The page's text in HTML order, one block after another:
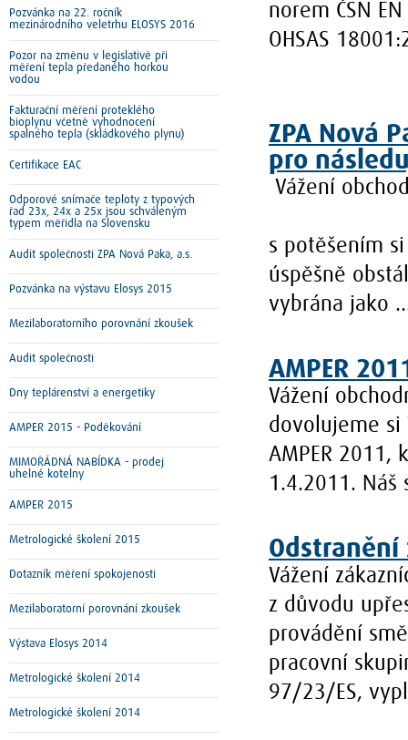
norem ČSN
OHSAS
ZPA Nová
pro
Vážení
s potěšením
úspěšně
vybrána jako
AMPER
Vážení
dovolujeme si
AMPER 2011,
1.4.2011. Náš
Odstranění
Vážení
z důvodu
provádění
pracovní
97/23/ES,
Pozvánka na 22. ročník
mezinárodního veletrhu ELOSYS 2016
Pozor na změnu v legislativě při
měření tepla předaného horkou
vodou
Fakturační měření proteklého
bioplynu včetně vyhodnocení
spalného tepla (skládkového plynu)
Certifikace EAC
Odporové snímače teploty z typových
řad 23x, 24x a 25x jsou schváleným
typem měřidla na Slovensku
Audit společnosti ZPA Nová Paka, a.s.
Pozvánka na výstavu Elosys 2015
Mezilaboratorního porovnání zkoušek
Audit společnosti
Dny teplárenství a energetiky
AMPER 2015 - Poděkování
MIMOŘÁDNÁ NABÍDKA - prodej
uhelné kotelny
AMPER 2015
Metrologické školení 2015
Dotazník měření spokojenosti
Mezilaboratorní porovnání zkoušek
Výstava Elosys 2014
Metrologické školení 2014
Metrologické školení 2014